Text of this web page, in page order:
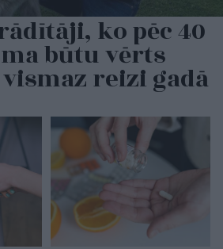
ko pēc 40
būtu vērts
reizi gadā